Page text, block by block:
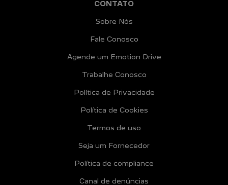
CONTATO
Sobre Nós
Fale Conosco
Agende um Emotion Drive
Trabalhe Conosco
Política de Privacidade
Política de Cookies
Termos de uso
Seja um Fornecedor
Política de compliance
Canal de denúncias